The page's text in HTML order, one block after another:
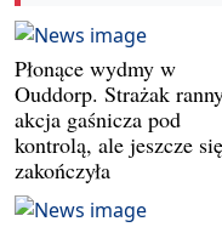
Płonące wydmy w
Ouddorp. Strażak
akcja gaśnicza pod
kontrolą, ale jeszcze
zakończyła